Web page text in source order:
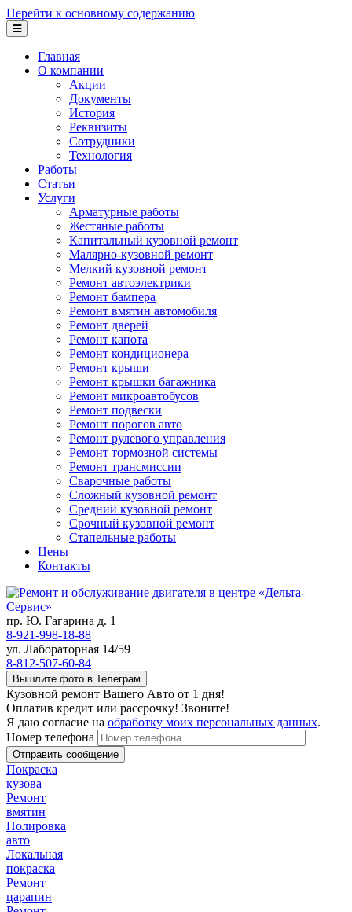
Перейти к основному содержанию
Главная
О компании
Акции
Документы
История
Реквизиты
Сотрудники
Технология
Работы
Статьи
Услуги
Арматурные работы
Жестяные работы
Капитальный кузовной ремонт
Малярно-кузовной ремонт
Мелкий кузовной ремонт
Ремонт автоэлектрики
Ремонт бампера
Ремонт вмятин автомобиля
Ремонт дверей
Ремонт капота
Ремонт кондиционера
Ремонт крыши
Ремонт крышки багажника
Ремонт микроавтобусов
Ремонт подвески
Ремонт порогов авто
Ремонт рулевого управления
Ремонт тормозной системы
Ремонт трансмиссии
Сварочные работы
Сложный кузовной ремонт
Средний кузовной ремонт
Срочный кузовной ремонт
Стапельные работы
Цены
Контакты
пр. Ю. Гагарина д. 1
8-921-998-18-88
ул. Лабораторная 14/59
8-812-507-60-84
Вышлите фото в Телеграм
Кузовной ремонт Вашего Авто от 1 дня!
Оплатив кредит или рассрочку! Звоните!
Я даю согласие на обработку моих персональных данных.
Номер телефона
Покраска
кузова
Ремонт
вмятин
Полировка
авто
Локальная
покраска
Ремонт
царапин